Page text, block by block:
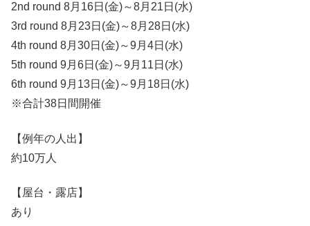
2nd round 8月16日(金)～8月21日(水)
3rd round 8月23日(金)～8月28日(水)
4th round 8月30日(金)～9月4日(水)
5th round 9月6日(金)～9月11日(水)
6th round 9月13日(金)～9月18日(水)
※合計38日間開催
【例年の人出】
約10万人
【屋台・露店】
あり